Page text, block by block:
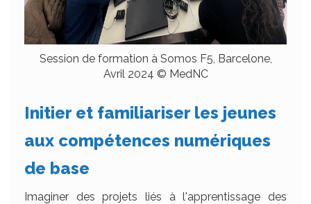
Session de formation à Somos F5, Barcelone,
Avril 2024 © MedNC
Initier et familiariser les jeunes
aux compétences numériques
de base
Imaginer des projets liés à l'apprentissage des